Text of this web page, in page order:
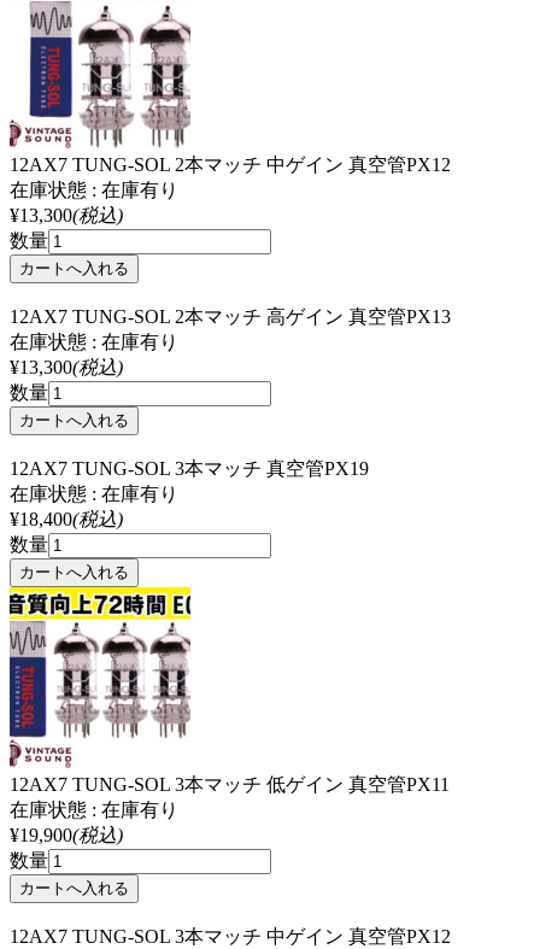
12AX7 TUNG-SOL 2本マッチ 中ゲイン 真空管PX12
在庫状態 : 在庫有り
¥13,300(税込)
数量
12AX7 TUNG-SOL 2本マッチ 高ゲイン 真空管PX13
在庫状態 : 在庫有り
¥13,300(税込)
数量
12AX7 TUNG-SOL 3本マッチ 真空管PX19
在庫状態 : 在庫有り
¥18,400(税込)
数量
12AX7 TUNG-SOL 3本マッチ 低ゲイン 真空管PX11
在庫状態 : 在庫有り
¥19,900(税込)
数量
12AX7 TUNG-SOL 3本マッチ 中ゲイン 真空管PX12